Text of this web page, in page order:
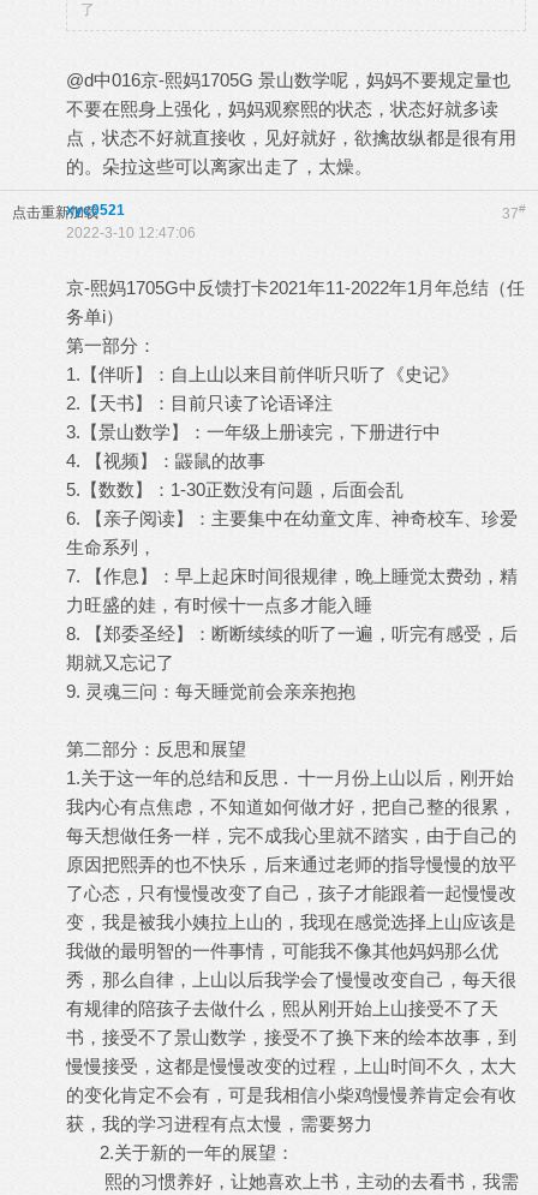
了
@d中016京-熙妈1705G 景山数学呢，妈妈不要规定量也
不要在熙身上强化，妈妈观察熙的状态，状态好就多读
点，状态不好就直接收，见好就好，欲擒故纵都是很有用
的。朵拉这些可以离家出走了，太燥。
点击重新加载 37#
xyc0521
2022-3-10 12:47:06
京-熙妈1705G中反馈打卡2021年11-2022年1月年总结（任
务单i）
第一部分：
1.【伴听】：自上山以来目前伴听只听了《史记》
2.【天书】：目前只读了论语译注
3.【景山数学】：一年级上册读完，下册进行中
4. 【视频】：鼹鼠的故事
5.【数数】：1-30正数没有问题，后面会乱
6. 【亲子阅读】：主要集中在幼童文库、神奇校车、珍爱
生命系列，
7. 【作息】：早上起床时间很规律，晚上睡觉太费劲，精
力旺盛的娃，有时候十一点多才能入睡
8. 【郑委圣经】：断断续续的听了一遍，听完有感受，后
期就又忘记了
9. 灵魂三问：每天睡觉前会亲亲抱抱
第二部分：反思和展望
1.关于这一年的总结和反思 . 十一月份上山以后，刚开始
我内心有点焦虑，不知道如何做才好，把自己整的很累，
每天想做任务一样，完不成我心里就不踏实，由于自己的
原因把熙弄的也不快乐，后来通过老师的指导慢慢的放平
了心态，只有慢慢改变了自己，孩子才能跟着一起慢慢改
变，我是被我小姨拉上山的，我现在感觉选择上山应该是
我做的最明智的一件事情，可能我不像其他妈妈那么优
秀，那么自律，上山以后我学会了慢慢改变自己，每天很
有规律的陪孩子去做什么，熙从刚开始上山接受不了天
书，接受不了景山数学，接受不了换下来的绘本故事，到
慢慢接受，这都是慢慢改变的过程，上山时间不久，太大
的变化肯定不会有，可是我相信小柴鸡慢慢养肯定会有收
获，我的学习进程有点太慢，需要努力
2.关于新的一年的展望：
熙的习惯养好，让她喜欢上书，主动的去看书，我需